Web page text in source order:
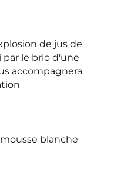
de jus de
par le brio d'une
accompagnera
blanche